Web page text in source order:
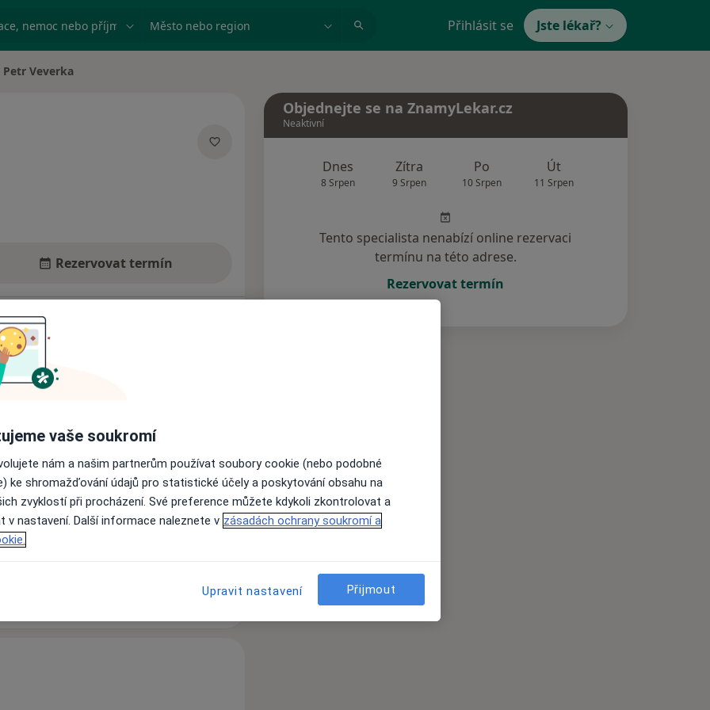
nemoc nebo příjmení Město nebo region Přihlásit se Jste lékař?
města
Petr Veverka
Rezervovat termín
mediciny/
laseru v medicině/
lékaře rozšířenou o
se vyznačuje individuálním
terapií.
Objednejte se na ZnamyLekar.cz
Neaktivní
Dnes
8 Srpen
Zítra
9 Srpen
Po
10 Srpen
Út
11 Srpen
Tento specialista nenabízí online rezervaci
termínu na této adrese.
Rezervovat termín
vaše soukromí
nám a našim partnerům používat soubory cookie (nebo podobné
ke shromažďování údajů pro statistické účely a poskytování obsahu na
zvyklostí při procházení. Své preference můžete kdykoli zkontrolovat a
v nastavení. Další informace naleznete v zásadách ochrany soukromí a
Upravit nastavení Přijmout